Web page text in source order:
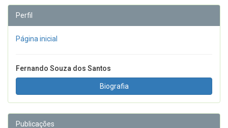
Perfil
Página inicial
Fernando Souza dos Santos
Biografia
Publicações